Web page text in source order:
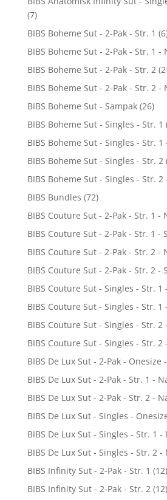
(7)
BIBS Boheme Sut - 2-Pak - Str. 1
BIBS Boheme Sut - 2-Pak - Str. 1
BIBS Boheme Sut - 2-Pak - Str. 2
BIBS Boheme Sut - 2-Pak - Str. 2
BIBS Boheme Sut - Sampak (26)
BIBS Boheme Sut - Singles - Str. 1
BIBS Boheme Sut - Singles - Str.
BIBS Boheme Sut - Singles - Str. 2
BIBS Boheme Sut - Singles - Str.
BIBS Bundles (72)
BIBS Couture Sut - 2-Pak - Str. 1 -
BIBS Couture Sut - 2-Pak - Str. 1 -
BIBS Couture Sut - 2-Pak - Str. 2 -
BIBS Couture Sut - 2-Pak - Str. 2 -
BIBS Couture Sut - Singles - Str.
BIBS Couture Sut - Singles - Str. 1
BIBS Couture Sut - Singles - Str.
BIBS Couture Sut - Singles - Str. 2
BIBS De Lux Sut - 2-Pak - Onesize
BIBS De Lux Sut - 2-Pak - Str. 1 -
BIBS De Lux Sut - 2-Pak - Str. 2 -
BIBS De Lux Sut - Singles -
BIBS De Lux Sut - Singles - Str. 1
BIBS De Lux Sut - Singles - Str. 2
BIBS Infinity Sut - 2-Pak - Str. 1 (12)
BIBS Infinity Sut - 2-Pak - Str. 2 (12)